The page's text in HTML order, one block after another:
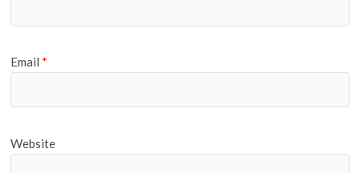
Email *
Website